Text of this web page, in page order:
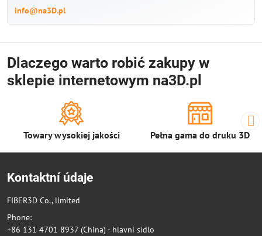
info@na3D.pl
Dlaczego warto robić zakupy w
sklepie internetowym na3D.pl
Towary wysokiej jakości Pełna gama do druku 3D
Kontaktní údaje
FIBER3D Co., limited
Phone:
+86 131 4701 8937 (China) - hlavní sídlo